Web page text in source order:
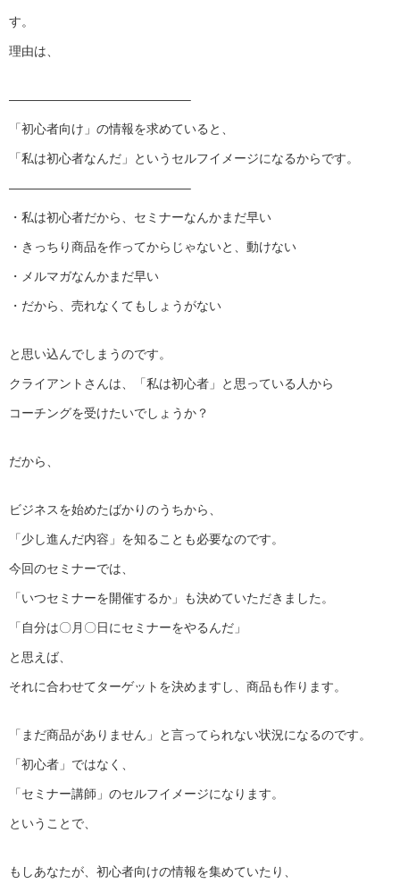
す。
理由は、
——————————————–
「初心者向け」の情報を求めていると、
「私は初心者なんだ」というセルフイメージになるからです。
——————————————–
・私は初心者だから、セミナーなんかまだ早い
・きっちり商品を作ってからじゃないと、動けない
・メルマガなんかまだ早い
・だから、売れなくてもしょうがない
と思い込んでしまうのです。
クライアントさんは、「私は初心者」と思っている人から
コーチングを受けたいでしょうか？
だから、
ビジネスを始めたばかりのうちから、
「少し進んだ内容」を知ることも必要なのです。
今回のセミナーでは、
「いつセミナーを開催するか」も決めていただきました。
「自分は〇月〇日にセミナーをやるんだ」
と思えば、
それに合わせてターゲットを決めますし、商品も作ります。
「まだ商品がありません」と言ってられない状況になるのです。
「初心者」ではなく、
「セミナー講師」のセルフイメージになります。
ということで、
もしあなたが、初心者向けの情報を集めていたり、